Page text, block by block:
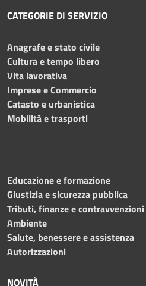
CATEGORIE DI SERVIZIO
Anagrafe e stato civile
Cultura e tempo libero
Vita lavorativa
Imprese e Commercio
Catasto e urbanistica
Mobilità e trasporti
Educazione e formazione
Giustizia e sicurezza pubblica
Tributi, finanze e contravvenzioni
Ambiente
Salute, benessere e assistenza
Autorizzazioni
NOVITÀ